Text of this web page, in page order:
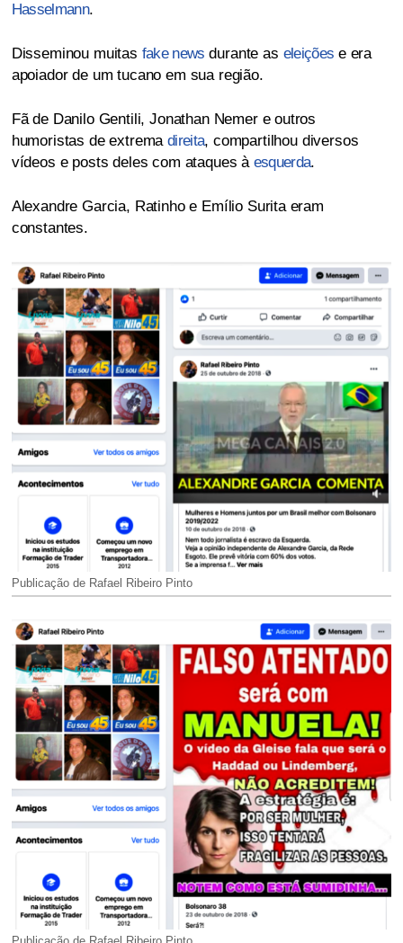
Hasselmann.
Disseminou muitas fake news durante as eleições e era
apoiador de um tucano em sua região.
Fã de Danilo Gentili, Jonathan Nemer e outros
humoristas de extremadireita, compartilhou diversos
vídeos e posts deles com ataques à esquerda.
Alexandre Garcia, Ratinho e Emílio Surita eram
constantes.
Publicação de Rafael Ribeiro Pinto